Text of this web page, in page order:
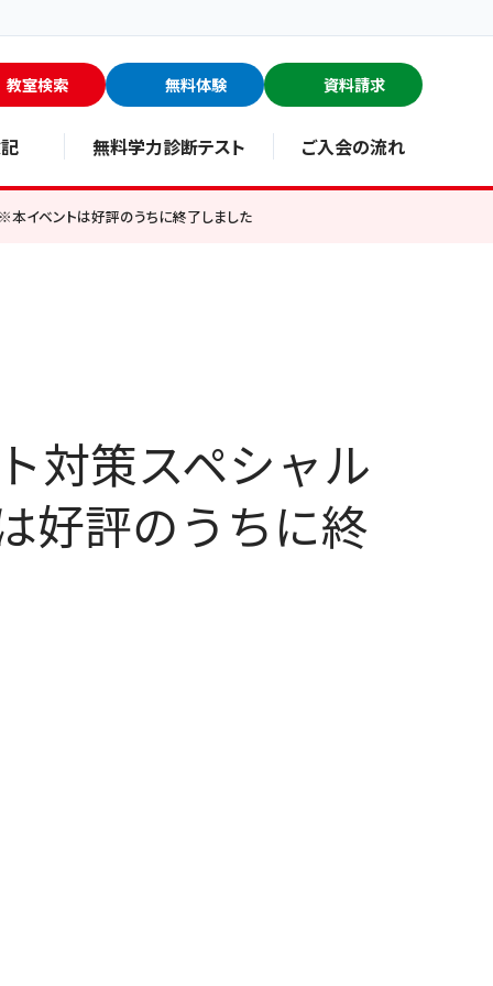
教室検索 無料体験 資料請求
無料学力診断テスト ご入会の流れ
イベントは好評のうちに終了しました
対策スペシャル
評のうちに終